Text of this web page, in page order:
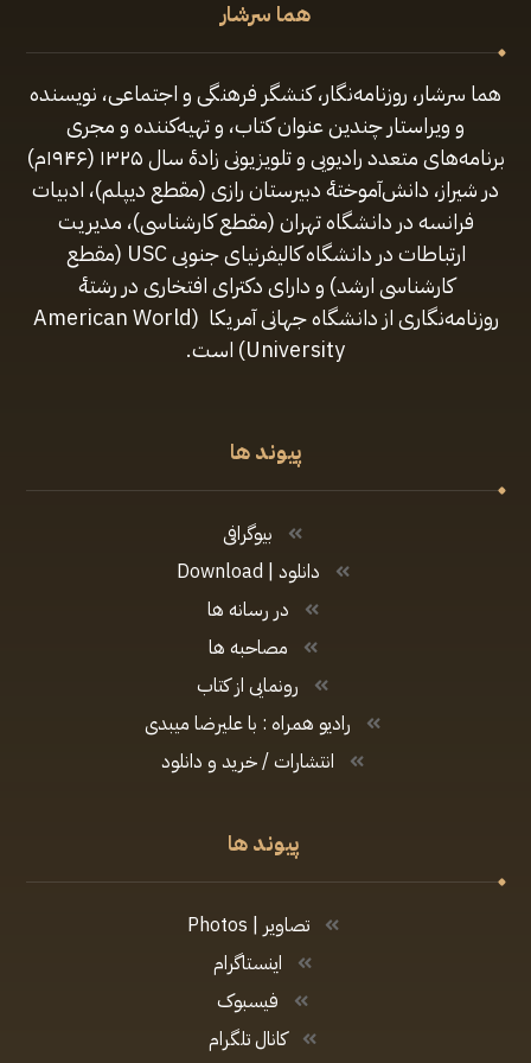
هما سرشار
هما سرشار، روزنامه‌نگار، کنشگر فرهنگی و اجتماعی، نویسنده
و ویراستار چندین عنوان کتاب، و تهیه‌کننده و مجری
برنامه‌های متعدد رادیویی و تلویزیونی زادهٔ سال ۱۳۲۵ (۱۹۴۶م)
در شیراز، دانش‌آموختهٔ دبیرستان رازی (مقطع‌ دیپلم)، ادبیات
فرانسه در دانشگاه تهران (مقطع کارشناسی)، مدیریت
ارتباطات در دانشگاه کالیفرنیای جنوبی USC (مقطع
کارشناسی ارشد) و دارای دکترای افتخاری در رشتهٔ
روزنامه‌نگاری از دانشگاه جهانی آمریکا (American World
University) است.
پیوند ها
بیوگرافی
دانلود | Download
در رسانه ها
مصاحبه ها
رونمایی از کتاب
رادیو همراه : با علیرضا میبدی
انتشارات / خرید و دانلود
پیوند ها
تصاویر | Photos
اینستاگرام
فیسبوک
کانال تلگرام